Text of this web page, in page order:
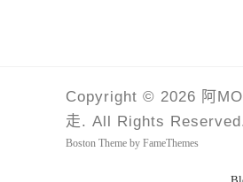
Copyright © 2026 阿
走. All Rights
Boston Theme by FameThemes